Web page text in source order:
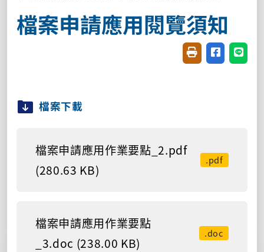
檔案申請應用閱覽須知
友善列印(開新視
分享至臉書
分享
檔案下載
檔案申請應用作業要點_2.pdf
(280.63 KB)
.pdf
檔案申請應用作業要點
_3.doc (238.00 KB)
.doc